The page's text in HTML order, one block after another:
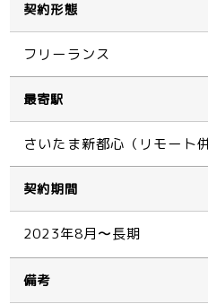
契約形態
フリーランス
最寄駅
さいたま新都心（リモート
契約期間
2023年8月〜長期
備考